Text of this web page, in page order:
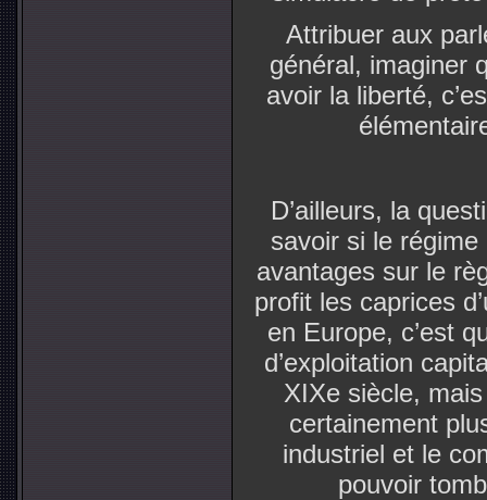
Attribuer aux
général, imaginer
avoir la liberté,
D’ailleurs, la
savoir si le régime
avantages sur le
profit les caprices
en Europe, c’est
d’exploitation
XIXe siècle,
certainement
industriel et le
pouvoir